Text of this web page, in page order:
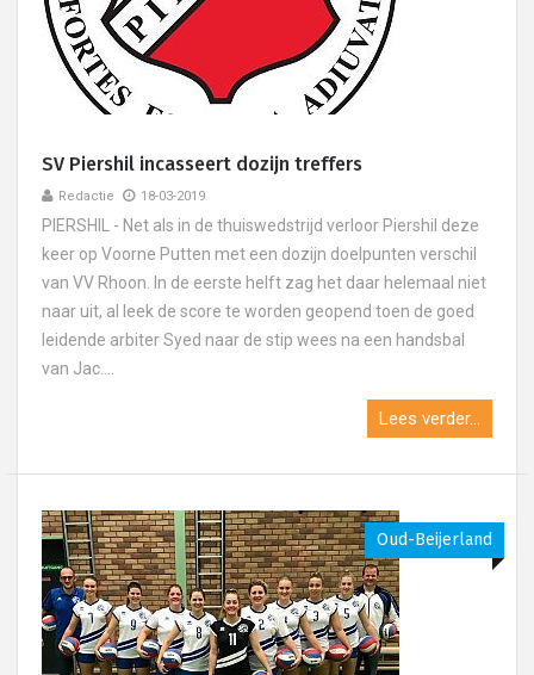
SV Piershil incasseert dozijn treffers
Redactie 18-03-2019
PIERSHIL - Net als in de thuiswedstrijd verloor Piershil deze
keer op Voorne Putten met een dozijn doelpunten verschil
van VV Rhoon. In de eerste helft zag het daar helemaal niet
naar uit, al leek de score te worden geopend toen de goed
leidende arbiter Syed naar de stip wees na een handsbal
van Jac....
Lees verder...
Oud-Beijerland